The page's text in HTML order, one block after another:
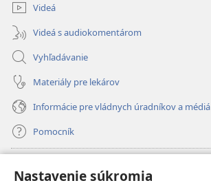
Nastavenie súkromia
Videá
Videá s audiokomentárom
Vyhľadávanie
Materiály pre lekárov
Informácie pre vládnych úradníkov a médiá
Pomocník
(otvorí